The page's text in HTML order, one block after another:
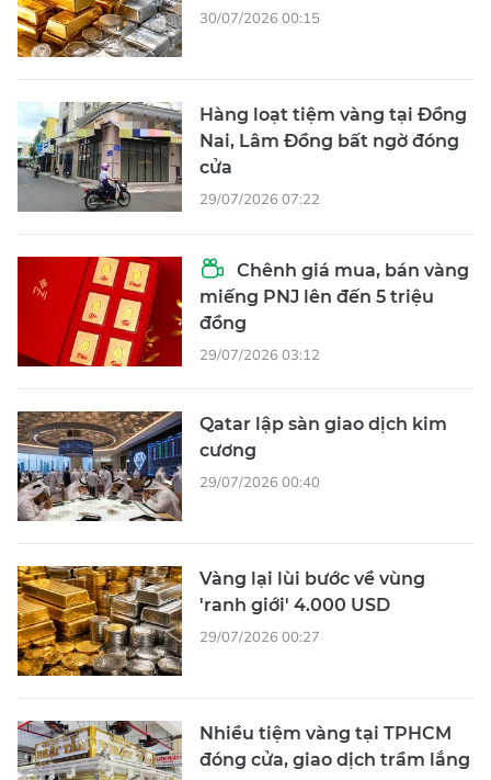
30/07/2026 00:15
Hàng loạt tiệm vàng tại Đồng
Nai, Lâm Đồng bất ngờ đóng
cửa
29/07/2026 07:22
Chênh giá mua, bán vàng
miếng PNJ lên đến 5 triệu
đồng
29/07/2026 03:12
Qatar lập sàn giao dịch kim
cương
29/07/2026 00:40
Vàng lại lùi bước về vùng
'ranh giới' 4.000 USD
29/07/2026 00:27
Nhiều tiệm vàng tại TPHCM
đóng cửa, giao dịch trầm lắng